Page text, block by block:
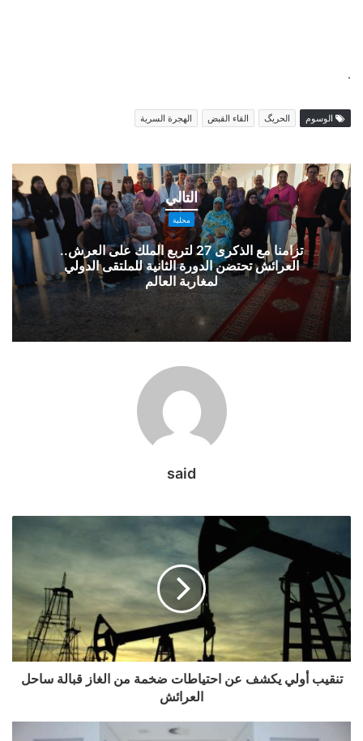
.
الوسوم الحريگ القاء القبض الهجرة السرية
التالي
تزامنا
مع
الذكرى
27
لتربع
الملك
على
العرش..
العرائش
الدورة
محلية
تزامنا مع الذكرى 27 لتربع الملك على العرش..
العرائش تحتضن الدورة الثانية للملتقى الدولي
لمغاربة العالم
said
تنقيب أولي يكشف عن احتياطات ضخمة من الغاز قبالة ساحل
العرائش